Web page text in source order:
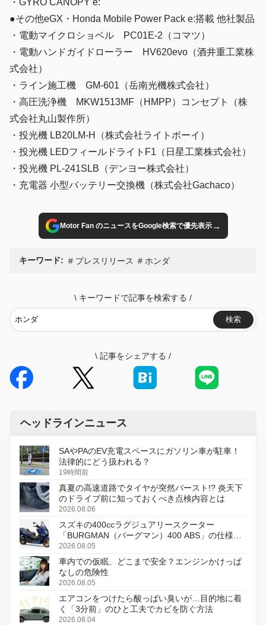
・GYRO CANOPY e:
●その他eGX・Honda Mobile Power Pack e:搭載 他社製品
・電動マイクロショベル PC01E-2（コマツ）
・電動ハンドガイドローラー HV620evo（酒井重工業株
式会社）
・ライン施工機 GM-601（岳南光機株式会社）
・高圧洗浄機 MKW1513MF（HMPP）コンセプト（株
式会社丸山製作所）
・投光機 LB20LM-H（株式会社ライトボーイ）
・投光機 LEDフィールドライトF1（日星工業株式会社）
・投光機 PL-241SLB（デンヨー株式会社）
・充電器 小型バッテリー交換機（株式会社Gachaco）
Motor Fan のニュースをGoogle検索で優先表示→
キーワード: プレスリリース ホンダ
\ キーワードで記事を検索する /
検索
\ 記事をシェアする /
ヘッドラインニュース
SAやPAのEV充電スペースにガソリン車が駐車！
法律的にどう扱われる？
19時間前
真夏の高速道路でタイヤが突然バースト!? 炎天下
のドライブ前に知っておくべき点検内容とは
2026.08.06
スズキの400ccラグジュアリースクーター
「BURGMAN（バーグマン）400 ABS」の仕様を
変更し、8月18日に発売
2026.08.05
車内での仮眠、どこまで安全？エンジンかけっぱ
なしの危険性
2026.08.05
エアコンをつけたら酸っぱい臭いが…目的地に着
く「3分前」のひと工夫でカビを防ぐ方法
2026.08.04